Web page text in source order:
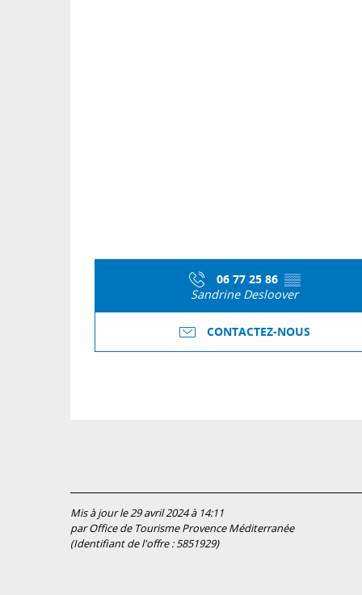
06 77 25 86 ▒▒
Sandrine Desloover
CONTACTEZ-NOUS
Mis à jour le 29 avril 2024 à 14:11
par Office de Tourisme Provence Méditerranée
(Identifiant de l'offre :5851929)